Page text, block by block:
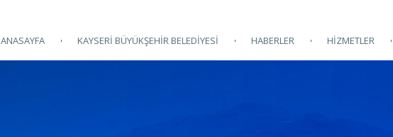
ANASAYFA KAYSERİ BÜYÜKŞEHİR BELEDİYESİ HABERLER HİZMETLER